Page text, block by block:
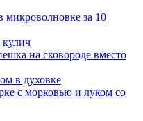
за 10
на сковороде вместо
в духовке
с морковью и луком со